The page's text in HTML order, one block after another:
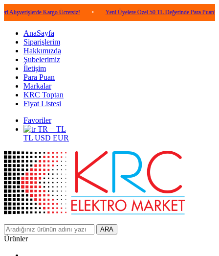
Kargo Ücretsiz! • Yeni Üyelere Özel 50 TL Değerinde Para Puan! •
AnaSayfa
Siparişlerim
Hakkımızda
Şubelerimiz
İletişim
Para Puan
Markalar
KRC Toptan
Fiyat Listesi
Favoriler
TR − TL
TL USD EUR
ARA
Ürünler